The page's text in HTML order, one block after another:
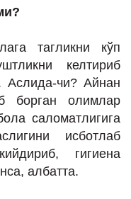
тагликни кўп
келтириб
Аслида-чи? Айнан
борган олимлар
саломатлигига
исботлаб
гигиена
албатта.